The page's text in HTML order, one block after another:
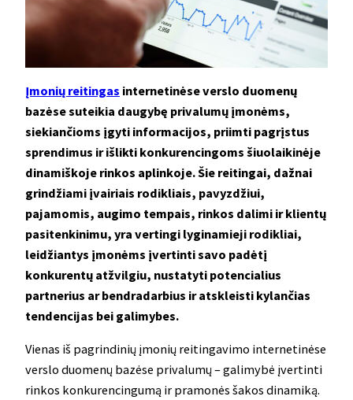
Įmonių reitingas internetinėse verslo duomenų
bazėse suteikia daugybę privalumų įmonėms,
siekiančioms įgyti informacijos, priimti pagrįstus
sprendimus ir išlikti konkurencingoms šiuolaikinėje
dinamiškoje rinkos aplinkoje. Šie reitingai, dažnai
grindžiami įvairiais rodikliais, pavyzdžiui,
pajamomis, augimo tempais, rinkos dalimi ir klientų
pasitenkinimu, yra vertingi lyginamieji rodikliai,
leidžiantys įmonėms įvertinti savo padėtį
konkurentų atžvilgiu, nustatyti potencialius
partnerius ar bendradarbius ir atskleisti kylančias
tendencijas bei galimybes.
Vienas iš pagrindinių įmonių reitingavimo internetinėse
verslo duomenų bazėse privalumų – galimybė įvertinti
rinkos konkurencingumą ir pramonės šakos dinamiką.